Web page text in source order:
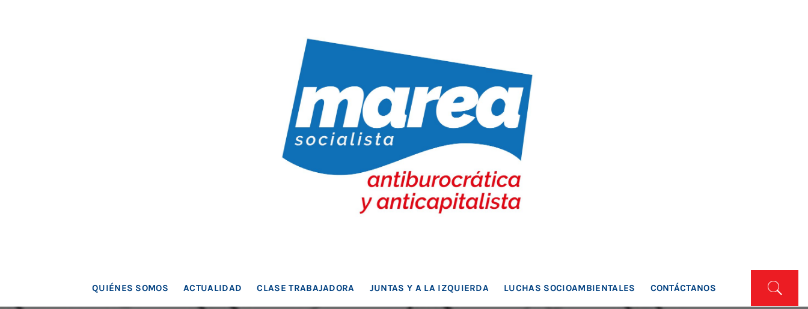
MAREA SOCIALISTA
QUIÉNES SOMOS ACTUALIDAD CLASE TRABAJADORA JUNTAS Y A LA IZQUIERDA LUCHAS SOCIOAMBIENTALES CONTÁCTANOS